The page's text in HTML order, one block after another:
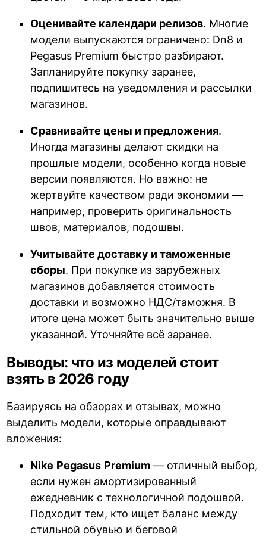
Оценивайте календари релизов. Многие
модели выпускаются ограничено: Dn8 и
Pegasus Premium быстро разбирают.
Запланируйте покупку заранее,
подпишитесь на уведомления и рассылки
магазинов.
Сравнивайте цены и предложения.
Иногда магазины делают скидки на
прошлые модели, особенно когда новые
версии появляются. Но важно: не
жертвуйте качеством ради экономии —
например, проверить оригинальность
швов, материалов, подошвы.
Учитывайте доставку и таможенные
сборы. При покупке из зарубежных
магазинов добавляется стоимость
доставки и возможно НДС/таможня. В
итоге цена может быть значительно выше
указанной. Уточняйте всё заранее.
Выводы: что из моделей стоит
взять в 2026 году
Базируясь на обзорах и отзывах, можно
выделить модели, которые оправдывают
вложения:
Nike Pegasus Premium — отличный выбор,
если нужен амортизированный
ежедневник с технологичной подошвой.
Подходит тем, кто ищет баланс между
стильной обувью и беговой